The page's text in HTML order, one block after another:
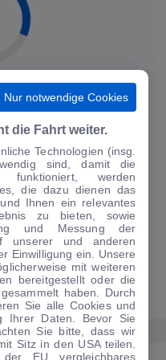
per E-Mail direkt in Ihr
so immer sofort informiert.
Nur notwendige Cookies
die Fahrt weiter.
Technologien (insg.
sind, damit die
werden
die dazu dienen das
Ihnen ein relevantes
zu bieten, sowie
und Messung der
unserer und anderen
Einwilligung ein. Unsere
mit weiteren
bereitgestellt oder die
haben. Durch
Sie alle Cookies und
Ihrer Daten. Bevor Sie
Sie bitte, dass wir
Sitz in den USA teilen.
EU vergleichbares